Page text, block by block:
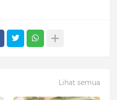
Lihat semua